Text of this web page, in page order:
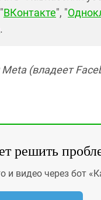
ВКонтакте", "
.
(владеет
решить
и видео через бот